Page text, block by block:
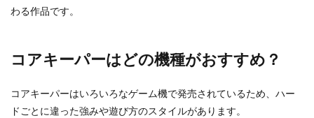
わる作品です。
コアキーパーはどの機種がおすすめ？
コアキーパーはいろいろなゲーム機で発売されているため、ハー
ドごとに違った強みや遊び方のスタイルがあります。